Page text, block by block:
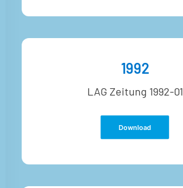
1992
LAG Zeitung 1992-01
Download